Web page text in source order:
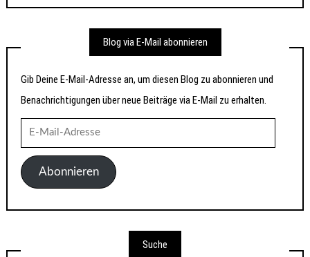
Blog via E-Mail abonnieren
Gib Deine E-Mail-Adresse an, um diesen Blog zu abonnieren und
Benachrichtigungen über neue Beiträge via E-Mail zu erhalten.
Mail-
AdresseAbonnieren
Suche